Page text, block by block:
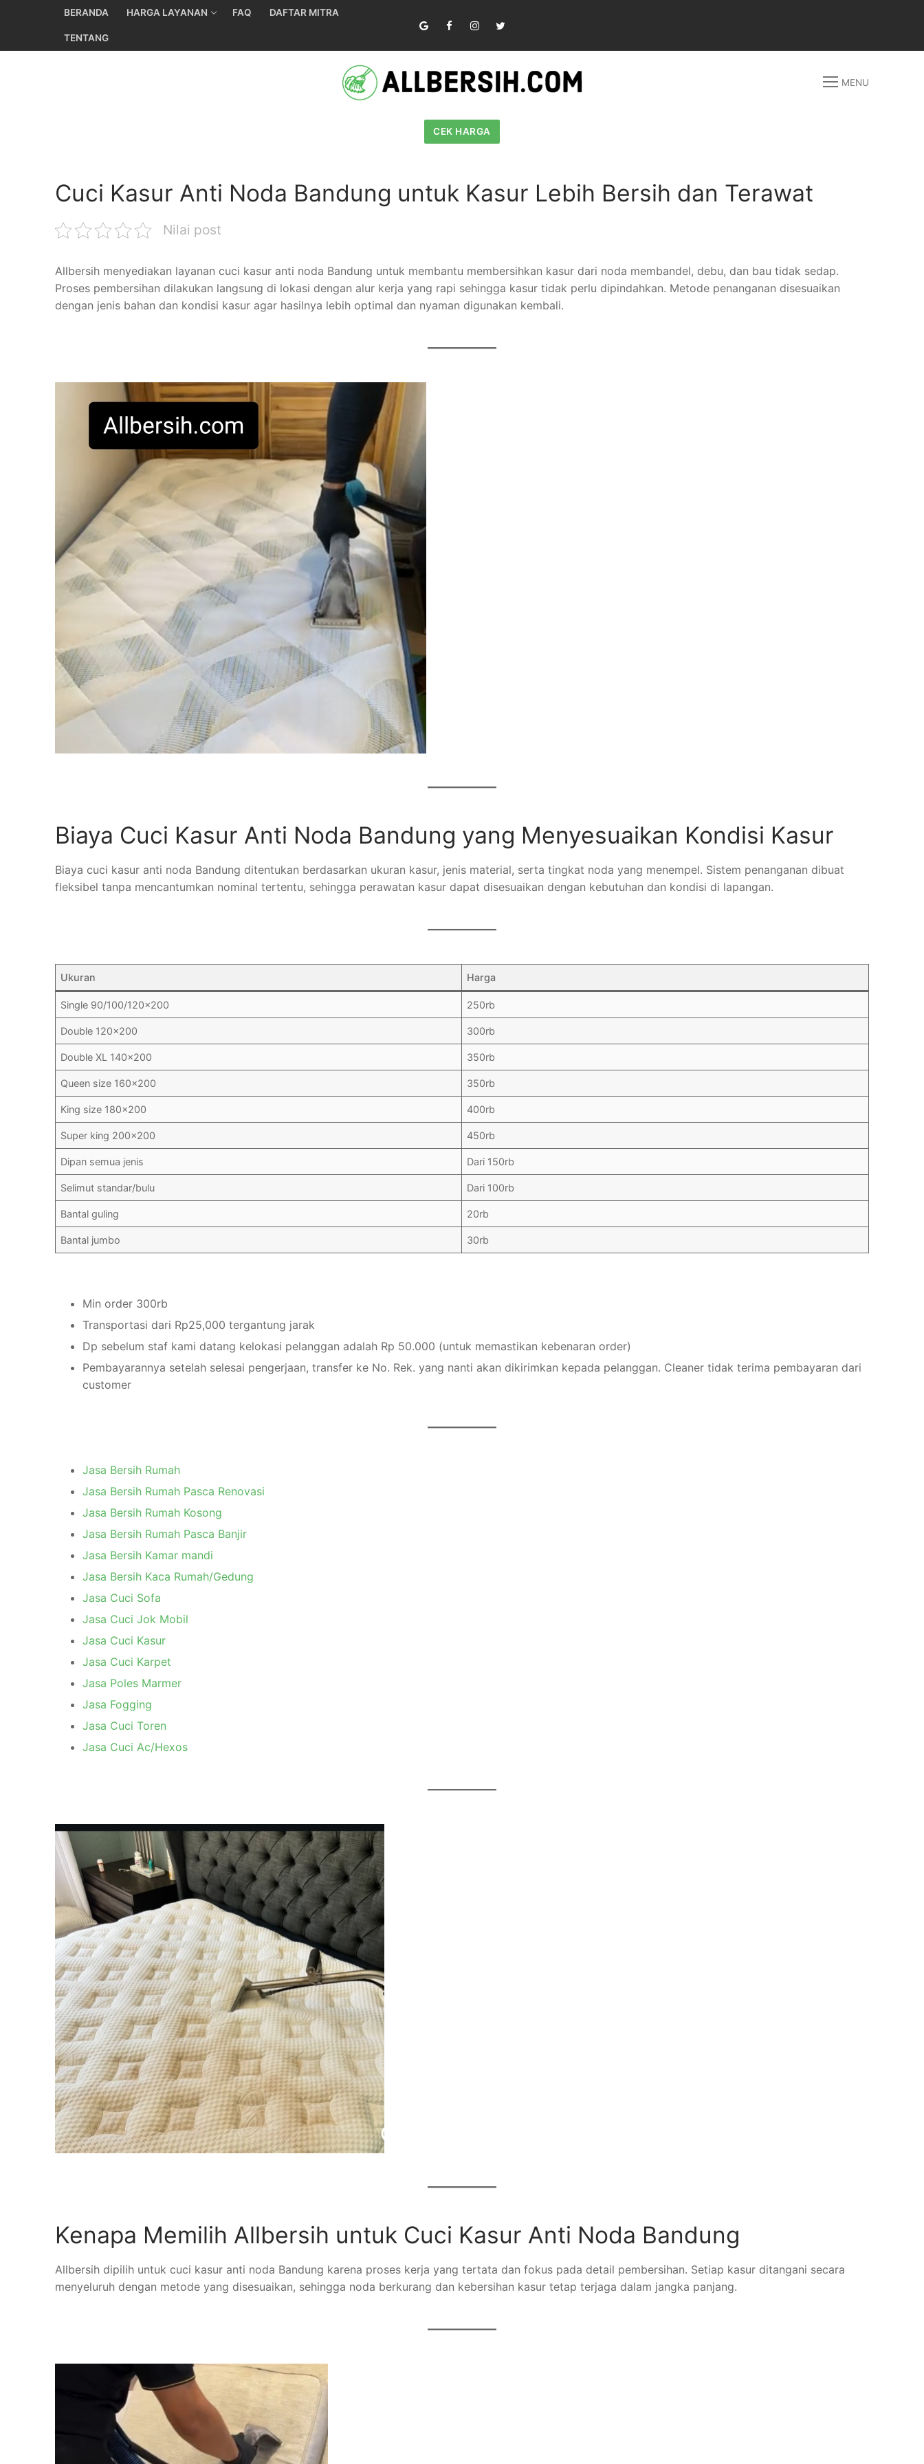
BERANDA HARGA LAYANAN FAQ DAFTAR MITRA
TENTANG
MENU
CEK HARGA
Cuci Kasur Anti Noda Bandung untuk Kasur Lebih Bersih dan Terawat
Nilai post
Allbersih menyediakan layanan cuci kasur anti noda Bandung untuk membantu membersihkan kasur dari noda membandel, debu, dan bau tidak sedap.
Proses pembersihan dilakukan langsung di lokasi dengan alur kerja yang rapi sehingga kasur tidak perlu dipindahkan. Metode penanganan disesuaikan
dengan jenis bahan dan kondisi kasur agar hasilnya lebih optimal dan nyaman digunakan kembali.
Biaya Cuci Kasur Anti Noda Bandung yang Menyesuaikan Kondisi Kasur
Biaya cuci kasur anti noda Bandung ditentukan berdasarkan ukuran kasur, jenis material, serta tingkat noda yang menempel. Sistem penanganan dibuat
fleksibel tanpa mencantumkan nominal tertentu, sehingga perawatan kasur dapat disesuaikan dengan kebutuhan dan kondisi di lapangan.
Ukuran Harga
Single 90/100/120×200 250rb
Double 120×200 300rb
Double XL 140×200 350rb
Queen size 160×200 350rb
King size 180×200 400rb
Super king 200×200 450rb
Dipan semua jenis Dari 150rb
Selimut standar/bulu Dari 100rb
Bantal guling 20rb
Bantal jumbo 30rb
Min order 300rb
Transportasi dari Rp25,000 tergantung jarak
Dp sebelum staf kami datang kelokasi pelanggan adalah Rp 50.000 (untuk memastikan kebenaran order)
Pembayarannya setelah selesai pengerjaan, transfer ke No. Rek. yang nanti akan dikirimkan kepada pelanggan. Cleaner tidak terima pembayaran dari
customer
Jasa Bersih Rumah
Jasa Bersih Rumah Pasca Renovasi
Jasa Bersih Rumah Kosong
Jasa Bersih Rumah Pasca Banjir
Jasa Bersih Kamar mandi
Jasa Bersih Kaca Rumah/Gedung
Jasa Cuci Sofa
Jasa Cuci Jok Mobil
Jasa Cuci Kasur
Jasa Cuci Karpet
Jasa Poles Marmer
Jasa Fogging
Jasa Cuci Toren
Jasa Cuci Ac/Hexos
Kenapa Memilih Allbersih untuk Cuci Kasur Anti Noda Bandung
Allbersih dipilih untuk cuci kasur anti noda Bandung karena proses kerja yang tertata dan fokus pada detail pembersihan. Setiap kasur ditangani secara
menyeluruh dengan metode yang disesuaikan, sehingga noda berkurang dan kebersihan kasur tetap terjaga dalam jangka panjang.